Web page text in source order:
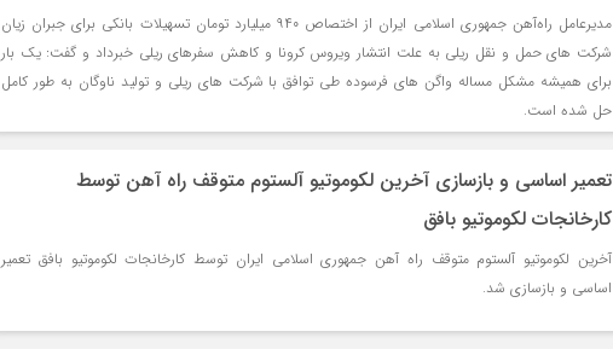
مدیرعامل راه‌آهن جمهوری اسلامی ایران از اختصاص ۹۴۰ میلیارد تومان تسهیلات بانکی برای جبران زیان
شرکت های حمل و نقل ریلی به علت انتشار ویروس کرونا و کاهش سفرهای ریلی خبرداد و گفت: یک بار
برای همیشه مشکل مساله واگن های فرسوده طی توافق با شرکت های ریلی و تولید ناوگان به طور کامل
حل شده است.
تعمیر اساسی و بازسازی آخرین لکوموتیو آلستوم متوقف راه آهن توسط
کارخانجات لکوموتیو بافق
آخرين لکوموتیو آلستوم متوقف راه آهن جمهوری اسلامی ایران توسط كارخانجات لكوموتيو بافق تعمیر
اساسی و بازسازي شد.